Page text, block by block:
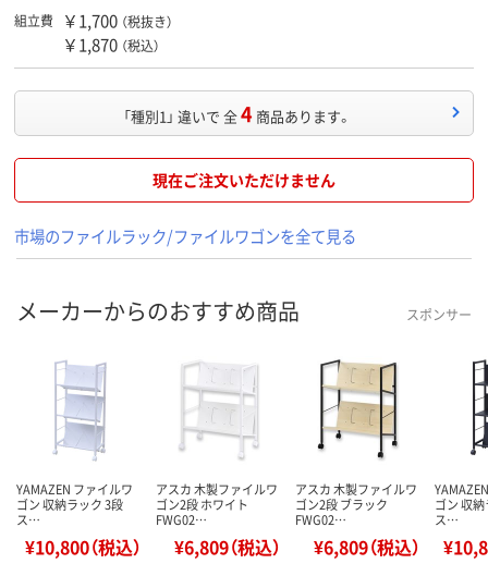
組立費
￥1,700 （税抜き）
￥1,870 （税込）
「種別1」 違いで 全4 商品あります。
現在ご注文いただけません
市場のファイルラック/ファイルワゴンを全て見る
メーカーからのおすすめ商品 スポンサー
YAMAZEN ファイルワ
ゴン 収納ラック 3段
ス…
¥10,800（税込）
アスカ 木製ファイルワ
ゴン2段 ホワイト
FWG02…
¥6,809（税込）
アスカ 木製ファイルワ
ゴン2段 ブラック
FWG02…
¥6,809（税込）
ゴン 収
ス…